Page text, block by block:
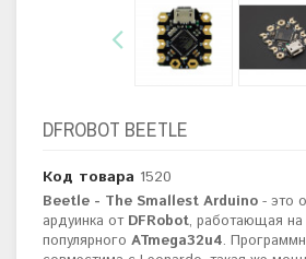
DFROBOT BEETLE
Код товара 1520
Beetle - The Smallest Arduino - это
ардуинка от DFRobot, работающая на
популярного ATmega32u4.